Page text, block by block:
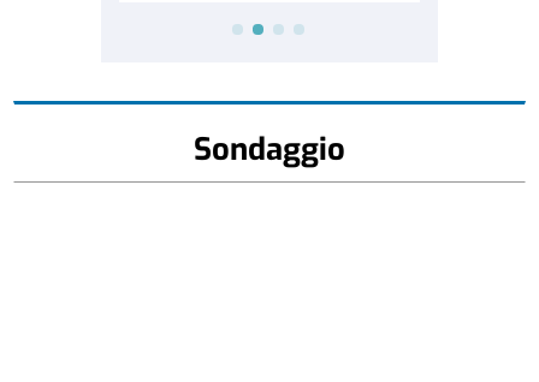
Sondaggio